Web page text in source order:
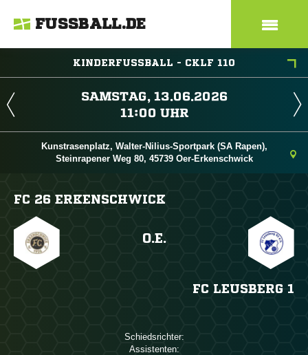
FUSSBALL.DE
KINDERFUSSBALL - CKLF 110
 
 
Kunstrasenplatz, Walter-Nilius-Sportpark (SA Rapen),
Steinrapener Weg 80, 45739 Oer-Erkenschwick
FC 26 ERKENSCHWICK
O.E.
FC LEUSBERG 1
Schiedsrichter:
Assistenten: